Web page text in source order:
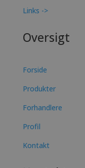
Links ->
Oversigt
Forside
Produkter
Forhandlere
Profil
Kontakt